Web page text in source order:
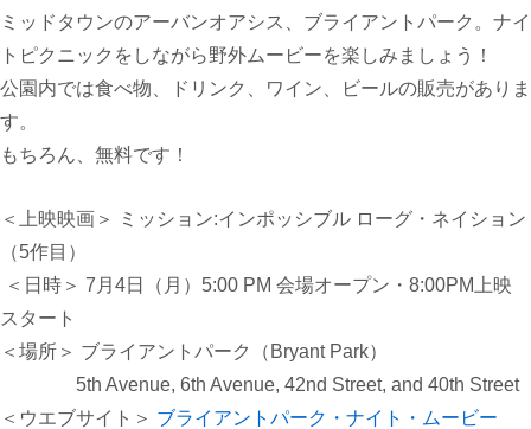
ミッドタウンのアーバンオアシス、ブライアントパーク。ナイ
トピクニックをしながら野外ムービーを楽しみましょう！
公園内では食べ物、ドリンク、ワイン、ビールの販売がありま
す。
もちろん、無料です！
＜上映映画＞ ミッション:インポッシブル ローグ・ネイション
（5作目）
＜日時＞ 7月4日（月）5:00 PM 会場オープン・ 8:00PM 上映
スタート
＜ 場所＞ ブライアントパーク（ Bryant Park）
5th Avenue, 6th Avenue, 42nd Street, and 40th Street
＜ウエブサイト＞ ブライアントパーク・ナイト・ムービー